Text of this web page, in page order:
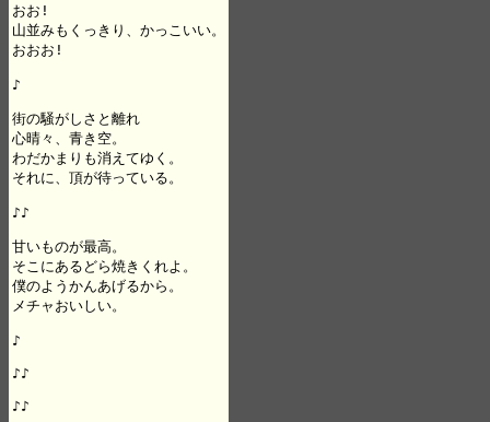
おお!
山並みもくっきり、かっこいい。
おおお!
♪
街の騒がしさと離れ
心晴々、青き空。
わだかまりも消えてゆく。
それに、頂が待っている。
♪♪
甘いものが最高。
そこにあるどら焼きくれよ。
僕のようかんあげるから。
メチャおいしい。
♪
♪♪
♪♪